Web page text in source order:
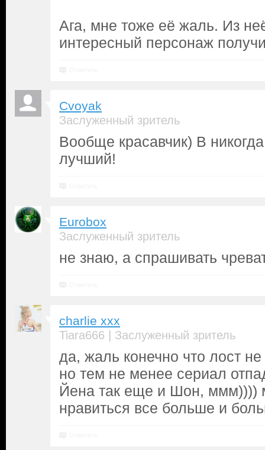
Ага, мне тоже её жаль. Из
интересный персонаж
Cvoyak
Заслуженный зритель
Вообще красавчик) В
лучший!
Eurobox
Заслуженный зритель
не знаю, а спрашивать
charlie xxx
Tiara666 | Заслуженный зритель
да, жаль конечно что лост
но тем не менее сериал
Йена так еще и Шон, ммм))))
нравиться все больше и